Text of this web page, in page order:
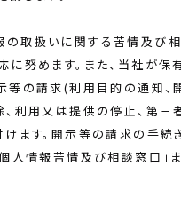
の取扱いに関する苦情及び
に努めます。また、当社が保
等の請求(利用目的の通知、
、利用又は提供の停止、第三
けます。開示等の請求の手続
個人情報苦情及び相談窓口」